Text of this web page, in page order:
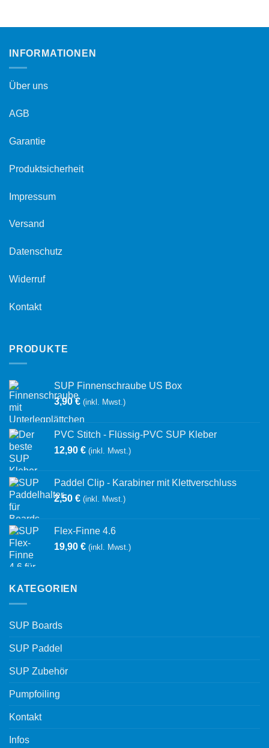
INFORMATIONEN
Über uns
AGB
Garantie
Produktsicherheit
Impressum
Versand
Datenschutz
Widerruf
Kontakt
PRODUKTE
SUP Finnenschraube US Box
3,90€ (inkl. Mwst.)
PVC Stitch - Flüssig-PVC SUP Kleber
12,90 € (inkl. Mwst.)
Paddel Clip - Karabiner mit Klettverschluss
2,50 € (inkl. Mwst.)
Flex-Finne 4.6
19,90 € (inkl. Mwst.)
KATEGORIEN
SUP Boards
SUP Paddel
SUP Zubehör
Pumpfoiling
Kontakt
Infos